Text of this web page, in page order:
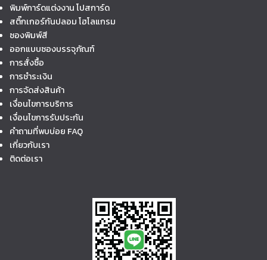
พิมพ์การ์ดแต่งงาน โปสการ์ด
สติ๊กเกอร์กันปลอม โฮโลแกรม
ซองพิมพ์สี
ออกแบบซองบรรจุภัณฑ์
การสั่งซื้อ
การชำระเงิน
การจัดส่งสินค้า
เงื่อนไขการบริการ
เงื่อนไขการรับประกัน
คำถามที่พบบ่อย FAQ
เกี่ยวกับเรา
ติดต่อเรา